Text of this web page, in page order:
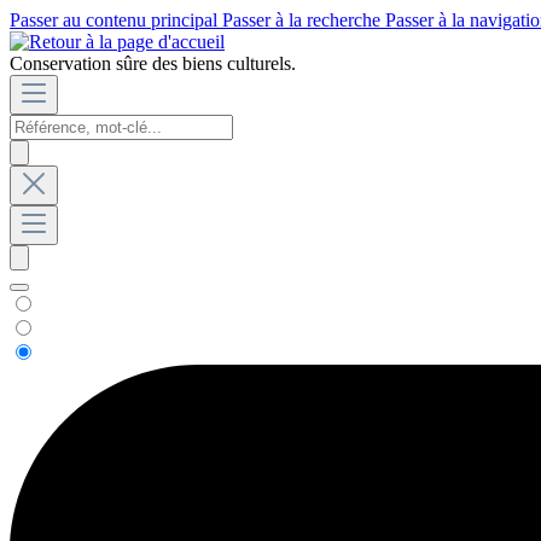
Passer au contenu principal Passer à la recherche Passer à la
Conservation sûre des biens culturels.